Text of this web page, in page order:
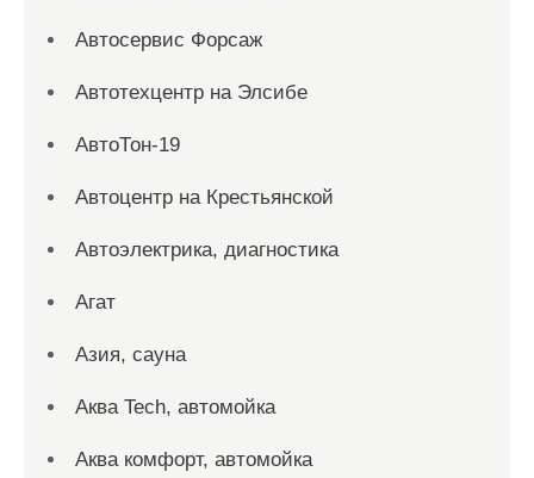
Автосервис Форсаж
Автотехцентр на Элсибе
АвтоТон-19
Автоцентр на Крестьянской
Автоэлектрика, диагностика
Агат
Азия, сауна
Аква Tech, автомойка
Аква комфорт, автомойка